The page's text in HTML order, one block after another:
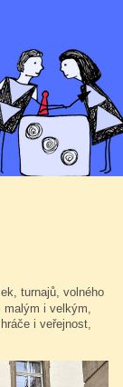
turnajů, volného
malým i velkým,
i veřejnost,